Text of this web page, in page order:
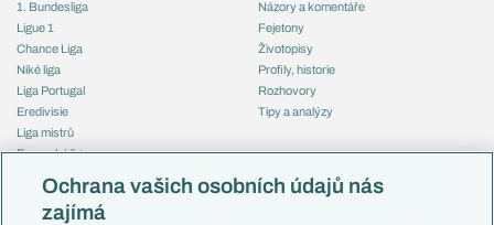
1. Bundesliga
Ligue 1
Chance Liga
Niké liga
Liga Portugal
Eredivisie
Liga mistrů
Evropská liga
Mistrovství světa
Liga národů
Názory a komentáře
Fejetony
Životopisy
Profily, historie
Rozhovory
Tipy a analýzy
Česko
Ochrana vašich osobních údajů nás
zajímá